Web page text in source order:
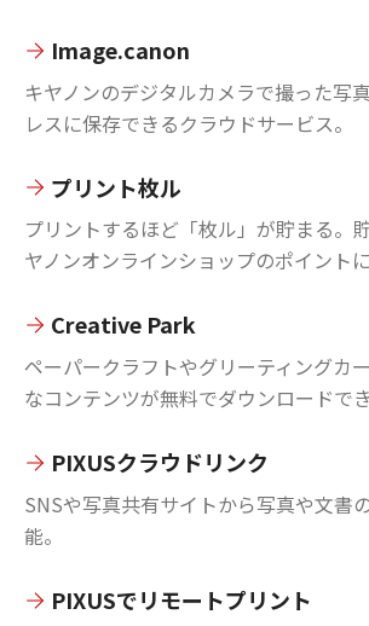
Image.canon
キヤノンのデジタルカメラで撮った写
レスに保存できるクラウドサービス。
プリント枚ル
プリントするほど「枚ル」が貯まる。
ヤノンオンラインショップのポイントに
Creative Park
ペーパークラフトやグリーティングカ
なコンテンツが無料でダウンロードでき
PIXUSクラウドリンク
SNSや写真共有サイトから写真や文書
能。
PIXUSでリモートプリント